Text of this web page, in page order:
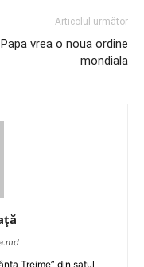
Articolul următor
Papa vrea o noua ordine
mondiala
Treime” din satul